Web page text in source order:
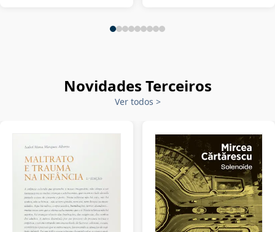
Novidades Terceiros
Ver todos >